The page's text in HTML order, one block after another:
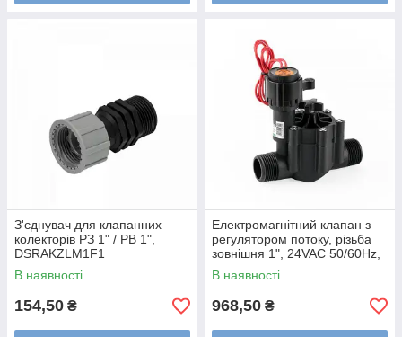
З'єднувач для клапанних
колекторів РЗ 1" / РВ 1",
DSRAKZLM1F1
В наявності
154,50 ₴
Електромагнітний клапан з
регулятором потоку, різьба
зовнішня 1", 24VAC 50/60Hz,
DSA-4001
В наявності
968,50 ₴